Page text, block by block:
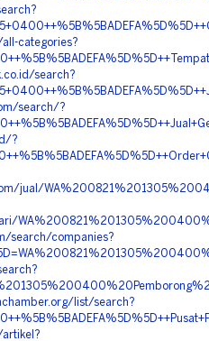
categories?
search?
search/?
?
jual/
search/companies?
list/search?